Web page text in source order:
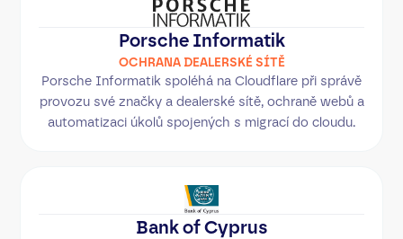
Porsche Informatik
OCHRANA DEALERSKÉ SÍTĚ
Porsche Informatik spoléhá na Cloudflare při správě
provozu své značky a dealerské sítě, ochraně webů a
automatizaci úkolů spojených s migrací do cloudu.
Bank of Cyprus